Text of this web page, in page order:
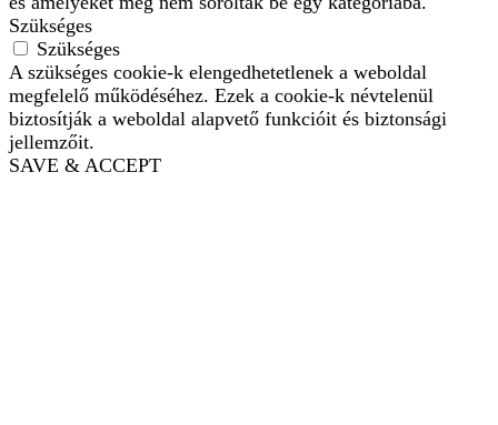
Szükséges
Szükséges
A szükséges cookie-k elengedhetetlenek a weboldal
megfelelő működéséhez. Ezek a cookie-k névtelenül
biztosítják a weboldal alapvető funkcióit és biztonsági
jellemzőit.
SAVE & ACCEPT